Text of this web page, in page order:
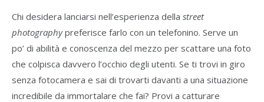
Chi desidera lanciarsi nell’esperienza della street
photographypreferisce farlo con un telefonino. Serve un
po’ di abilità e conoscenza del mezzo per scattare una foto
che colpisca davvero l’occhio degli utenti. Se ti trovi in giro
senza fotocamera e sai di trovarti davanti a una situazione
incredibile da immortalare che fai? Provi a catturare